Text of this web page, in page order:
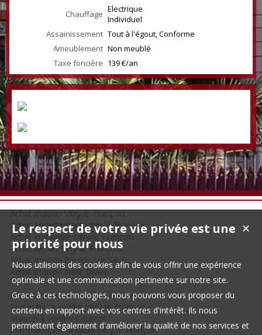
Chauffage Electrique
Individuel
Assainissement Tout à l'égout, Conforme
Ameublement Non meublé
Taxe foncière 139 €/an
Achat maison Vitry-le-François
Achat appartement Vitry-le-François
Achat immeuble Vitry-le-François
Achat terrain Vitry-le-François
Achat maison Pargny-sur-Saulx
Achat maison Saint-Dizier
Appartement à louer Vitry-le-François
Immeuble à vendre Vitry-le-François
Maison à vendre Couvrot
Immobilier Pro à louer Vitry-le-François
✕
Le respect de votre vie privée est une
priorité pour nous
Nous utilisons des cookies afin de vous offrir une expérience
optimale et une communication pertinente sur notre site.
Grace à ces technologies, nous pouvons vous proposer du
contenu en rapport avec vos centres d'intérêt. Ils nous
permettent également d'améliorer la qualité de nos services et